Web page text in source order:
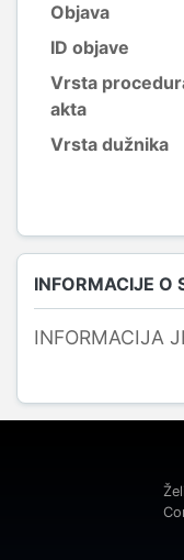
Objava
ID objave
Vrsta
akta
Vrsta dužnika
INFORMACIJE O
INFORMACIJA